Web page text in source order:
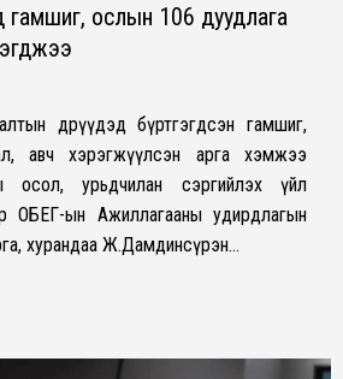
гамшиг, ослын 106 дуудлага
өдрүүдэд бүртгэгдсэн гамшиг,
авч хэрэгжүүлсэн арга хэмжээ
урьдчилан сэргийлэх үйл
ОБЕГ-ын Ажиллагааны удирдлагын
хурандаа Ж.Дамдинсүрэн…